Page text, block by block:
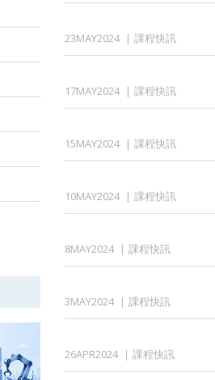
23MAY2024 課程快訊
17MAY2024 課程快訊
15MAY2024 課程快訊
10MAY2024 課程快訊
8MAY2024 課程快訊
3MAY2024 課程快訊
26APR2024 課程快訊